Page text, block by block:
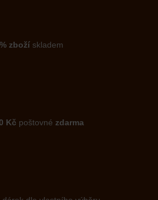
zbožískladem
Kč poštovné zdarma